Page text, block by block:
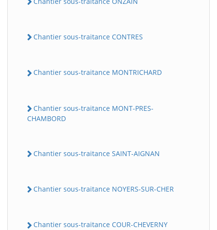
Chantier sous-traitance CONTRES
Chantier sous-traitance MONTRICHARD
Chantier sous-traitance MONT-PRES-
CHAMBORD
Chantier sous-traitance SAINT-AIGNAN
Chantier sous-traitance NOYERS-SUR-CHER
Chantier sous-traitance COUR-CHEVERNY